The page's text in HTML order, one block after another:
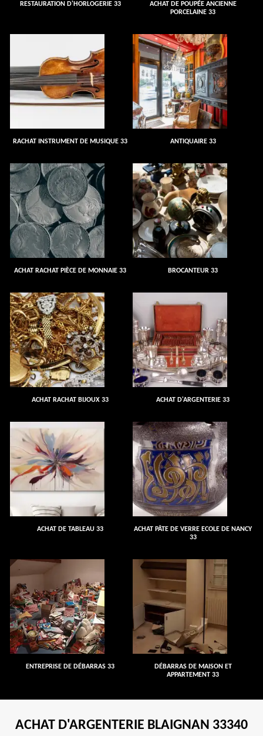
RESTAURATION D'HORLOGERIE 33
ACHAT DE POUPÉE ANCIENNE
PORCELAINE 33
RACHAT INSTRUMENT DE MUSIQUE 33 ANTIQUAIRE 33
ACHAT RACHAT PIÈCE DE MONNAIE 33 BROCANTEUR 33
ACHAT RACHAT BIJOUX 33 ACHAT D'ARGENTERIE 33
ACHAT DE TABLEAU 33
ACHAT PÂTE DE VERRE ECOLE DE NANCY
33
ENTREPRISE DE DÉBARRAS 33
DÉBARRAS DE MAISON ET
APPARTEMENT 33
ACHAT D'ARGENTERIE BLAIGNAN 33340